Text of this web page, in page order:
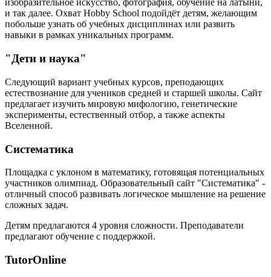
изобразительное искусство, фотография, обучение на латыни,
и так далее. Охват Hobby School подойдёт детям, желающим
побольше узнать об учебных дисциплинах или развить
навыки в рамках уникальных программ.
"Дети и наука"
Следующий вариант учебных курсов, преподающих
естествознание для учеников средней и старшей школы. Сайт
предлагает изучить мировую мифологию, генетические
эксперименты, естественный отбор, а также аспекты
Вселенной.
Систематика
Площадка с уклоном в математику, готовящая потенциальных
участников олимпиад. Образовательный сайт "Систематика" -
отличный способ развивать логическое мышление на решение
сложных задач.
Детям предлагаются 4 уровня сложности. Преподаватели
предлагают обучение с поддержкой.
TutorOnline